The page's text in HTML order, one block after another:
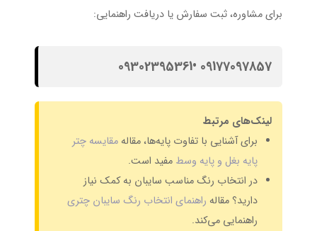
برای مشاوره، ثبت سفارش یا دریافت راهنمایی:
09177097857 •09302395361
لینک‌های مرتبط
برای آشنایی با تفاوت پایه‌ها، مقاله مقایسه چتر
پایه بغل و پایه وسط مفید است.
در انتخاب رنگ مناسب سایبان به کمک نیاز
دارید؟ مقاله راهنمای انتخاب رنگ سایبان چتری
راهنمایی می‌کند.